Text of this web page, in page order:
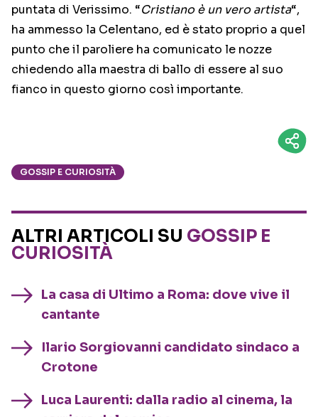
puntata di Verissimo. “Cristiano è un vero artista“,
ha ammesso la Celentano, ed è stato proprio a quel
punto che il paroliere ha comunicato le nozze
chiedendo alla maestra di ballo di essere al suo
fianco in questo giorno così importante.
GOSSIP E CURIOSITÀ
ALTRI ARTICOLI SU GOSSIP E
CURIOSITÀ
La casa di Ultimo a Roma: dove vive il
cantante
Ilario Sorgiovanni candidato sindaco a
Crotone
Luca Laurenti: dalla radio al cinema, la